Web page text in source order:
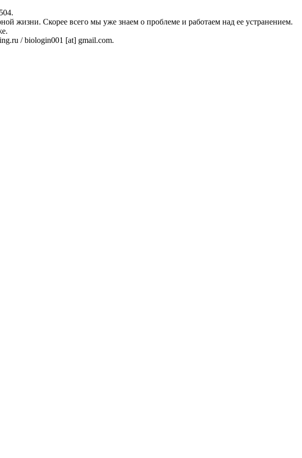
жизни. Скорее всего мы уже знаем о проблеме и работаем над ее устранением.
/ biologin001 [at] gmail.com.